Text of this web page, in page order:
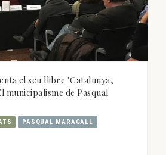
el seu llibre "Catalunya,
municipalisme de Pasqual
PASQUAL MARAGALL